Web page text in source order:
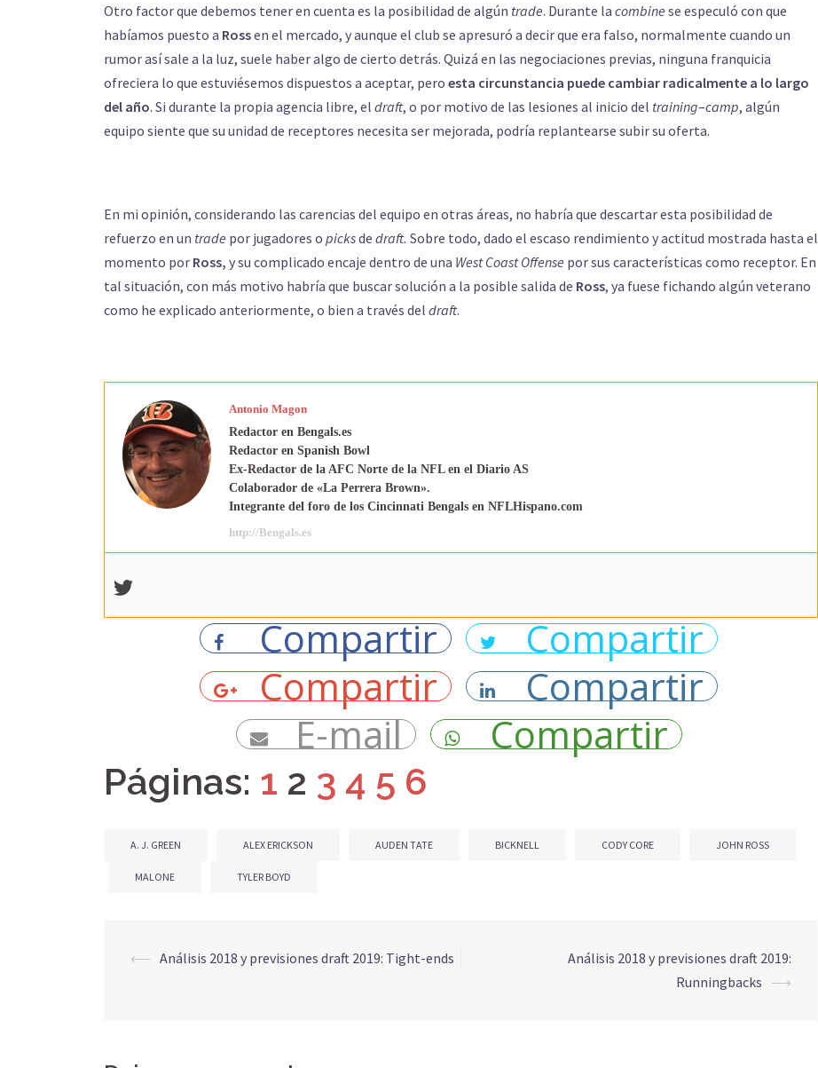
Otro factor que debemos tener en cuenta es la posibilidad de algún trade. Durante la combine se especuló con que
habíamos puesto a Rossen el mercado, y aunque el club se apresuró a decir que era falso, normalmente cuando un
rumor así sale a la luz, suele haber algo de cierto detrás. Quizá en las negociaciones previas, ninguna franquicia
ofreciera lo que estuviésemos dispuestos a aceptar, pero esta circunstancia puede cambiar radicalmente a lo largo
del año. Si durante la propia agencia libre, el draft, o por motivo de las lesiones al inicio del training–camp, algún
equipo siente que su unidad de receptores necesita ser mejorada, podría replantearse subir su oferta.
En mi opinión, considerando las carencias del equipo en otras áreas, no habría que descartar esta posibilidad de
refuerzo en un trade por jugadores o picksde draft. Sobre todo, dado el escaso rendimiento y actitud mostrada hasta el
momento por Ross, y su complicado encaje dentro de una West Coast Offense por sus características como receptor. En
tal situación, con más motivo habría que buscar solución a la posible salida de Ross, ya fuese fichando algún veterano
como he explicado anteriormente, o bien a través del draft.
Antonio Magon
Redactor en Bengals.es
Redactor en Spanish Bowl
Ex-Redactor de la AFC Norte de la NFL en el Diario AS
Colaborador de «La Perrera Brown».
Integrante del foro de los Cincinnati Bengals en NFLHispano.com
http://Bengals.es
Compartir
Compartir
Compartir
Compartir
E-mail
Compartir
Páginas: 1 2 3 4 5 6
A. J. GREEN ALEX ERICKSON AUDEN TATE BICKNELL CODY CORE JOHN ROSS
MALONE TYLER BOYD
Navegación
⟵ Análisis 2018 y previsiones draft 2019: Tight-ends
Análisis 2018 y previsiones draft 2019:
Runningbacks ⟶